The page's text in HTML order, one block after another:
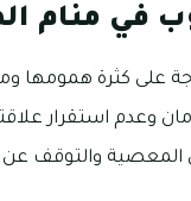
في منام
على كثرة همومها
وعدم استقرار
المعصية والتوقف